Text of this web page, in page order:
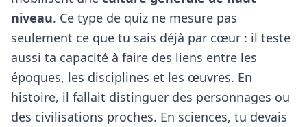
niveau. Ce type de quiz ne mesure pas
seulement ce que tu sais déjà par cœur : il teste
aussi ta capacité à faire des liens entre les
époques, les disciplines et les œuvres. En
histoire, il fallait distinguer des personnages ou
des civilisations proches. En sciences, tu devais